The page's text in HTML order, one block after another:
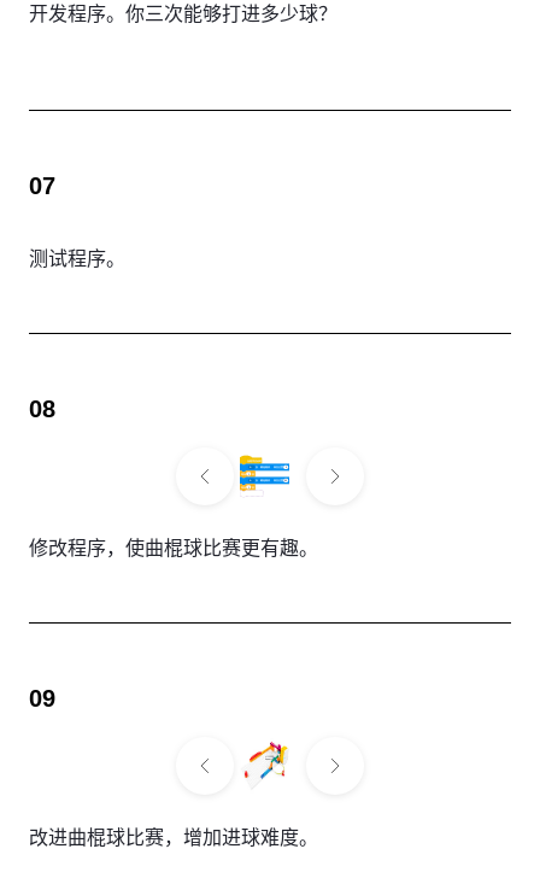
开发程序。你三次能够打进多少球？
07
测试程序。
08
修改程序，使曲棍球比赛更有趣。
09
改进曲棍球比赛，增加进球难度。